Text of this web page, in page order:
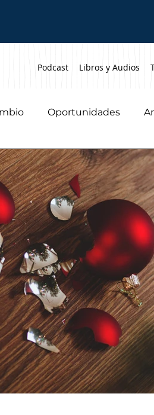
Podcast Libros y Audios
Oportunidades
Parejas Emociones